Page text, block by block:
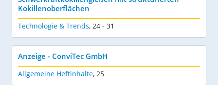
Kokillen­oberflächen
Technologie & Trends, 24 - 31
Anzeige - ConviTec GmbH
Allgemeine Heftinhalte, 25